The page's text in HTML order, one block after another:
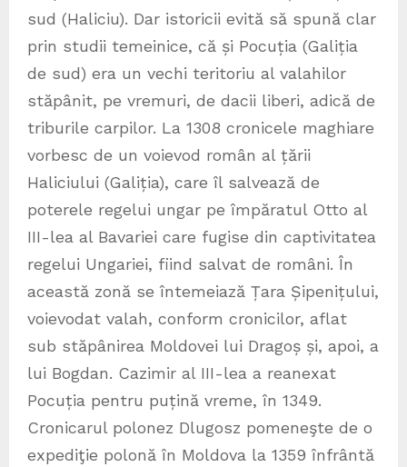
sud (Haliciu). Dar istoricii evită să spună clar
prin studii temeinice, că și Pocuția (Galiția
de sud) era un vechi teritoriu al valahilor
stăpânit, pe vremuri, de dacii liberi, adică de
triburile carpilor. La 1308 cronicele maghiare
vorbesc de un voievod român al țării
Haliciului (Galiția), care îl salvează de
poterele regelui ungar pe împăratul Otto al
III-lea al Bavariei care fugise din captivitatea
regelui Ungariei, fiind salvat de români. În
această zonă se întemeiază Țara Șipenițului,
voievodat valah, conform cronicilor, aflat
sub stăpânirea Moldovei lui Dragoș și, apoi, a
lui Bogdan. Cazimir al III-lea a reanexat
Pocuția pentru puțină vreme, în 1349.
Cronicarul polonez Dlugosz pomeneşte de o
expediţie polonă în Moldova la 1359 înfrântă